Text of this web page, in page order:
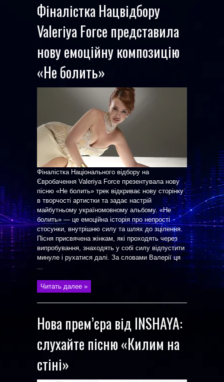
Фіналістка Нацвідбору
Valeriya Force представила
нову емоційну композицію
«Не болить»
Фіналістка Національного відбору на
Євробачення Valeriya Force презентувала нову
пісню «Не болить» трек відкриває нову сторінку
в творчості артистки та задає настрій
майбутньому україномовному альбому. «Не
болить» — це емоційна історія про непрості
стосунки, внутрішню силу та шлях до зцілення.
Пісня присвячена жінкам, які проходять через
випробування, знаходять у собі силу відпустити
минуле і рухатися далі. За словами Валерії ця
...
Читать далее »
Нова прем’єра від INSHAYA:
слухайте пісню «Килим на
стіні»